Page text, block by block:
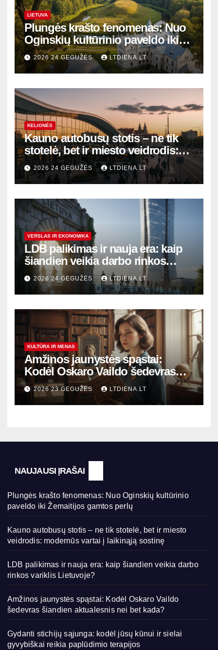
LIETUVA
Plungės krašto fenomenas: Nuo
Oginskių kultūrinio paveldo iki
Žemaitijos gamtos perlų
2026 24 GEGUŽĖS LTDIENA.LT
KELIONĖS
Kauno autobusų stotis – ne tik
stotelė, bet ir miesto veidrodis:
modernūs vartai į laikinąją
sostinę
2026 24 GEGUŽĖS LTDIENA.LT
VERSLAS IR EKONOMIKA
LDB palikimas ir nauja era: kaip
šiandien veikia darbo rinkos
variklis Lietuvoje?
2026 24 GEGUŽĖS LTDIENA.LT
KULTŪRA IR MENAS
Amžinos jaunystės spąstai:
Kodėl Oskaro Vaildo šedevras
šiandien aktualesnis nei bet
kada?
2026 23 GEGUŽĖS LTDIENA.LT
NAUJAUSI ĮRAŠAI
Plungės krašto fenomenas: Nuo Oginskių kultūrinio
paveldo iki Žemaitijos gamtos perlų
Kauno autobusų stotis – ne tik stotelė, bet ir miesto
veidrodis: modernūs vartai į laikinąją sostinę
LDB palikimas ir nauja era: kaip šiandien veikia darbo
rinkos variklis Lietuvoje?
Amžinos jaunystės spąstai: Kodėl Oskaro Vaildo
šedevras šiandien aktualesnis nei bet kada?
Gydanti stichijų sąjunga: kodėl jūsų kūnui ir sielai
gyvybiškai reikia paplūdimio terapijos